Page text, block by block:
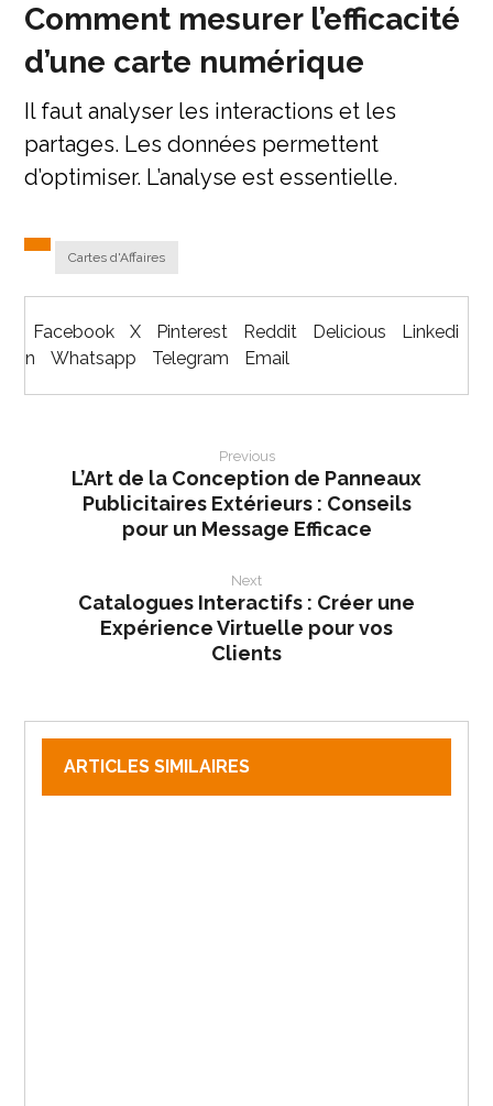
Comment mesurer l’efficacité
d’une carte numérique
Il faut analyser les interactions et les
partages. Les données permettent
d’optimiser. L’analyse est essentielle.
Cartes d'Affaires
Facebook X Pinterest Reddit Delicious
Linkedi
n
Whatsapp Telegram Email
Previous
L’Art de la Conception de Panneaux
Publicitaires Extérieurs : Conseils
pour un Message Efficace
Next
Catalogues Interactifs : Créer une
Expérience Virtuelle pour vos
Clients
ARTICLES SIMILAIRES